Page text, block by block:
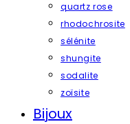
quartz rose
rhodochrosite
sélénite
shungite
sodalite
zoïsite
Bijoux